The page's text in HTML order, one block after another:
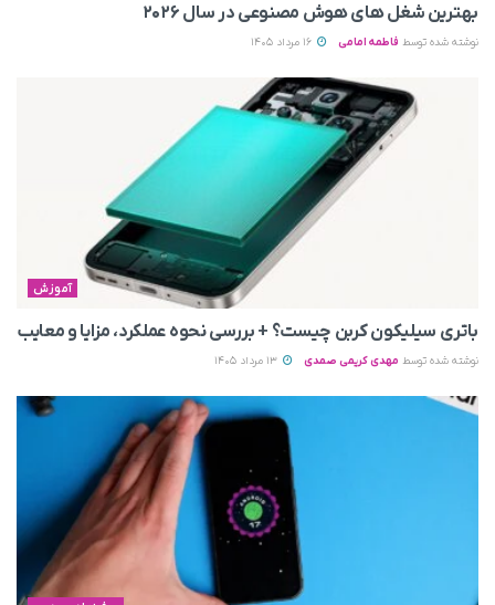
بهترین شغل های هوش مصنوعی در سال ۲۰۲۶
نوشته شده توسط فاطمه امامی 16 مرداد 1405
آموزش
باتری سیلیکون کربن چیست؟ + بررسی نحوه عملکرد، مزایا و معایب
نوشته شده توسط مهدی کریمی صمدی 13 مرداد 1405